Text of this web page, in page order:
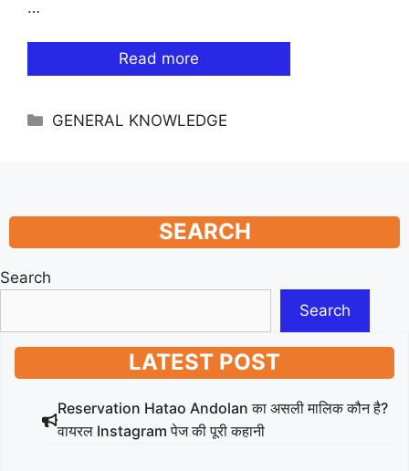
…
Read more
Categories
GENERAL KNOWLEDGE
SEARCH
Search
Search
LATEST POST
Reservation Hatao Andolan का असली मालिक कौन है?
वायरल Instagram पेज की पूरी कहानी